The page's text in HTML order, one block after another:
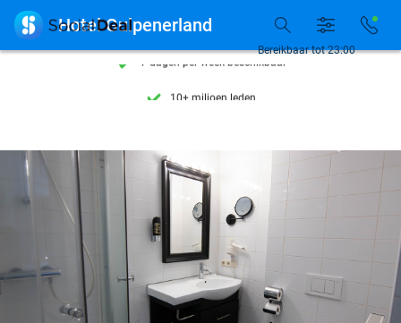
7 dagen per week beschikbaar
7 dagen per week beschikbaar
10+ miljoen leden
Bereikbaar tot 23:00
 Hotel Gulpenerland